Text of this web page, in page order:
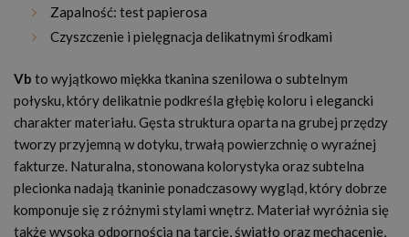
Zapalność: test papierosa
Czyszczenie i pielęgnacja delikatnymi środkami
Vb to wyjątkowo miękka tkanina szenilowa o subtelnym
połysku, który delikatnie podkreśla głębię koloru i elegancki
charakter materiału. Gęsta struktura oparta na grubej przędzy
tworzy przyjemną w dotyku, trwałą powierzchnię o wyraźnej
fakturze. Naturalna, stonowana kolorystyka oraz subtelna
plecionka nadają tkaninie ponadczasowy wygląd, który dobrze
komponuje się z różnymi stylami wnętrz. Materiał wyróżnia się
także wysoką odpornością na tarcie, światło oraz mechacenie,